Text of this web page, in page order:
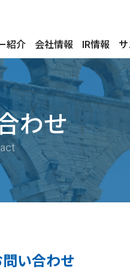
紹介 会社情報 IR情報
わせ
い合わせ